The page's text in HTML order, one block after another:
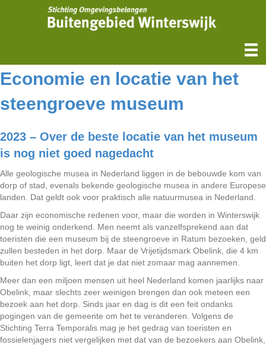
Economie en locatie van het
steengroeve museum
2023 – Over de beste locatie van het museum
is nog niet goed nagedacht
Alle geologische musea in Nederland liggen in de bebouwde kom van
dorp of stad, evenals bekende geologische musea in andere Europese
landen. Dat geldt ook voor praktisch alle natuurmusea in Nederland.
Daar zijn economische redenen voor, maar die worden in Winterswijk
nog te weinig onderkend. Men neemt als vanzelfsprekend aan dat
toeristen die een museum bij de steengroeve in Ratum bezoeken, geld
zullen besteden in het dorp. Maar de Vrijetijdsmark Obelink, die 4 km
buiten het dorp ligt, leert dat je dat niet zomaar mag aannemen.
Meer dan een miljoen mensen uit heel Nederland komen jaarlijks naar
Obelink, maar slechts zeer weinigen brengen dan ook meteen een
bezoek aan het dorp. Sinds jaar en dag is dit een feit ondanks
pogingen van de gemeente om het te veranderen. Volgens de
Stichting Terra Temporalis mag je het gedrag van toeristen en
fossielenjagers niet vergelijken met dat van de bezoekers aan Obelink,